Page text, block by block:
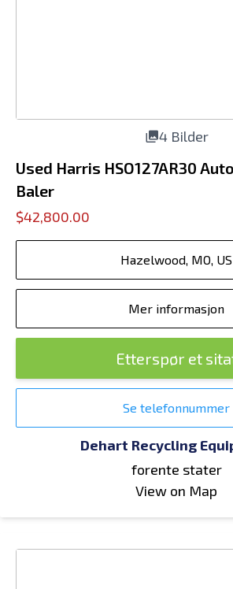
4 Bilder
Used Harris HSO127AR30
Baler
$42,800.00
Hazelwood, MO, US
Mer informasjon
Etterspør et
Se telefonnummer
Dehart Recycling
forente stater
View on Map